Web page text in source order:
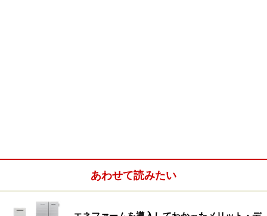
いたことにより、首都圏では再び年収倍率が10倍を超え
ず、過去からみれば「あり得ない」ほどの超低金利状態
あわせて読みたい